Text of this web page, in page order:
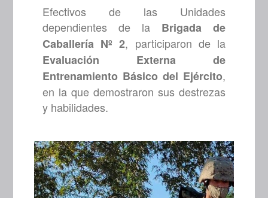
Efectivos de las Unidades
dependientes de la Brigada de
Caballería Nº 2, participaron de la
Evaluación Externa de
Entrenamiento Básico del Ejército,
en la que demostraron sus destrezas
y habilidades.